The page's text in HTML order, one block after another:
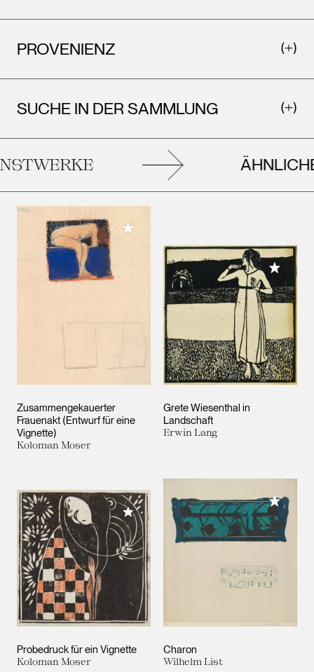
PROVENIENZ
SUCHE IN DER SAMMLUNG
ÄHNLICHE
Zusammengekauerter
Frauenakt (Entwurf für eine
Vignette)
Koloman Moser
Meiner Sammlung hinzufügen
Grete Wiesenthal in
Landschaft
Erwin Lang
Meiner
Probedruck für ein Vignette
Koloman Moser
Meiner Sammlung hinzufügen
Charon
Wilhelm List
Meiner